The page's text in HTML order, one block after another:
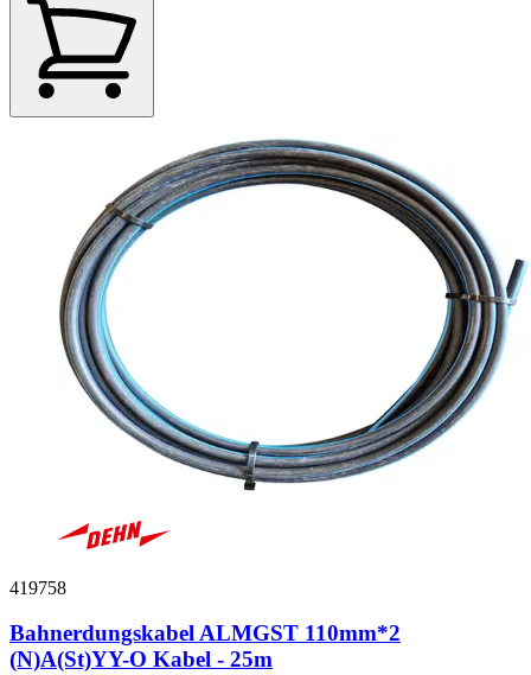
419758
Bahnerdungskabel ALMGST 110mm*2
(N)A(St)YY-O Kabel - 25m